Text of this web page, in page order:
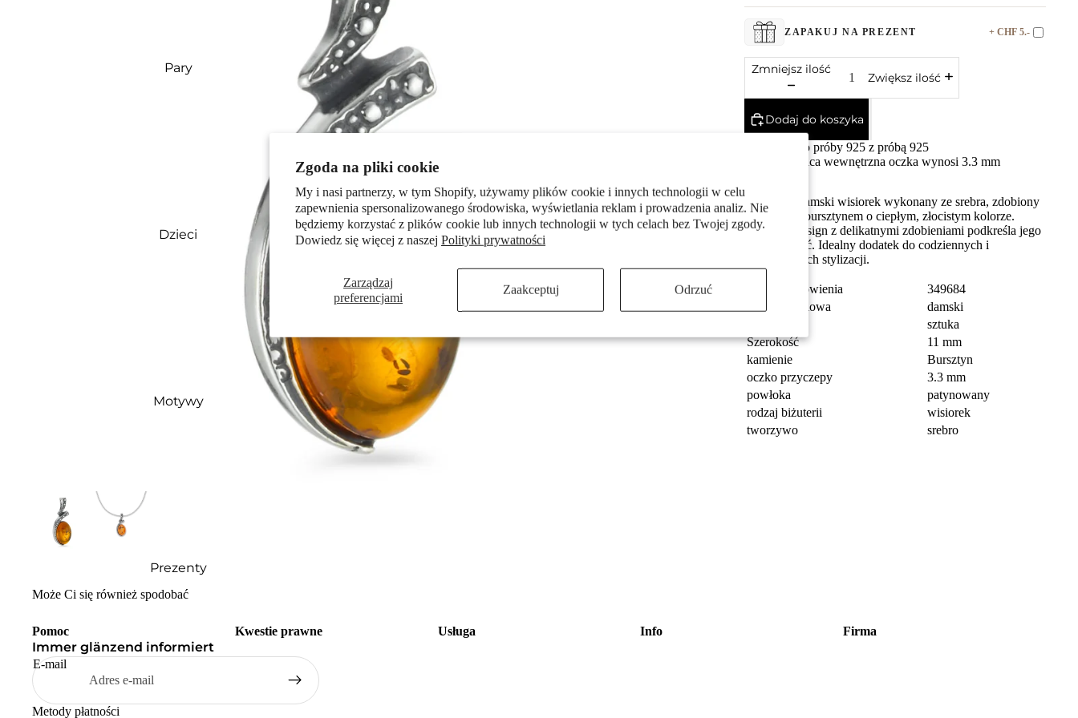
Zgoda na pliki cookie
My i nasi partnerzy, w tym Shopify, używamy plików cookie i innych technologii w celu
zapewnienia spersonalizowanego środowiska, wyświetlania reklam i prowadzenia analiz. Nie
będziemy korzystać z plików cookie lub innych technologii w tych celach bez Twojej zgody.
Dowiedz się więcej z naszej Polityki prywatności
Zarządzaj
preferencjami
Zaakceptuj Odrzuć
Pary
Dzieci
Motywy
Prezenty
ZAPAKUJ NA PREZENT + CHF 5.-
Zmniejsz ilość
Zwiększ ilość
Dodaj do koszyka
Srebro próby 925 z próbą 925
Średnica wewnętrzna oczka wynosi 3.3 mm
Elegancki damski wisiorek wykonany ze srebra, zdobiony
naturalnym bursztynem o ciepłym, złocistym kolorze.
Unikalny design z delikatnymi zdobieniami podkreśla jego
wyjątkowość. Idealny dodatek do codziennych i
wieczorowych stylizacji.
numer zamówienia
349684
Grupa docelowa
damski
sztuka
Szerokość
11 mm
kamienie
Bursztyn
oczko przyczepy
3.3 mm
powłoka
patynowany
rodzaj biżuterii
wisiorek
tworzywo
srebro
Może Ci się również spodobać
Pomoc Kwestie prawne Usługa Info Firma
Immer glänzend informiert
E-mail
Metody płatności